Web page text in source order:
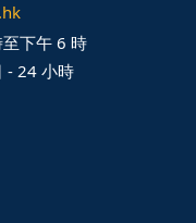
下午 6 時
- 24 小時